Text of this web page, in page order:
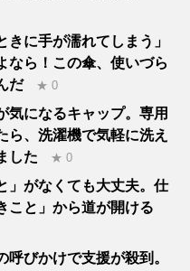
きに手が濡れてしまう」
なら！この傘、使いづら
だ
★ 0
気になるキャップ。専用
ら、洗濯機で気軽に洗え
した
★ 0
」がなくても大丈夫。仕
こと」から道が開ける
呼びかけで支援が殺到。